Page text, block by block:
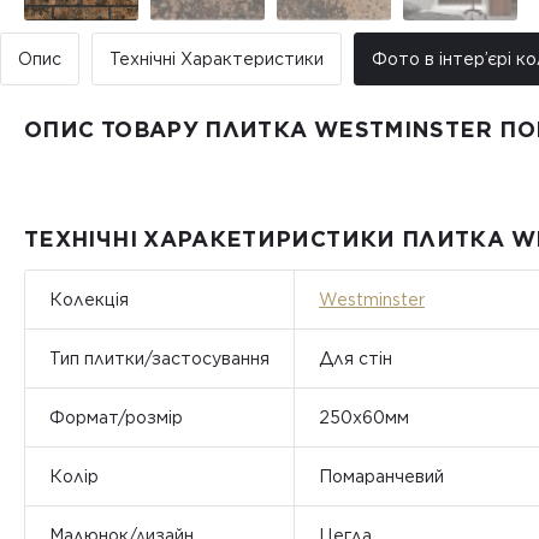
Опис Технічні Характеристики Фото в інтер’єрі
ОПИС ТОВАРУ ПЛИТКА WESTMINSTER
ТЕХНІЧНІ ХАРАКЕТИРИСТИКИ ПЛИТКА
Колекція Westminster
Тип плитки/застосування Для стін
Формат/розмір 250x60мм
Колір Помаранчевий